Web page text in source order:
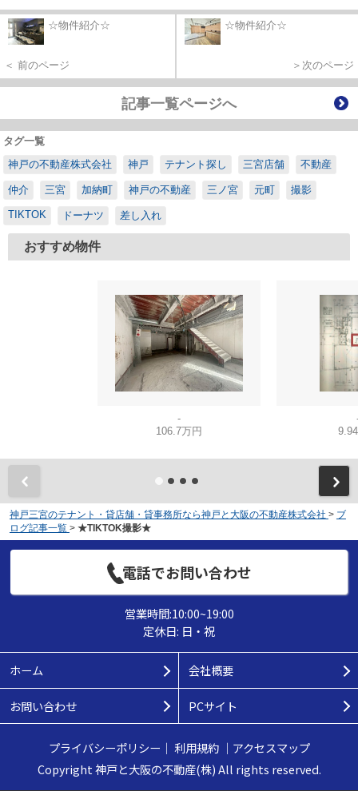
☆物件紹介☆
＜ 前のページ
☆物件紹介☆
＞次のページ
記事一覧ページへ
タグ一覧
神戸の不動産株式会社
神戸 テナント探し 三宮店舗 不動産
仲介 三宮 加納町 神戸の不動産 三ノ宮 元町 撮影
TIKTOK ドーナツ 差し入れ
おすすめ物件
-
106.7万円
神戸三宮のテナント・貸店舗・貸事務所なら神戸と大阪の不動産株式会社 > ブ
ログ記事一覧 > ★TIKTOK撮影★
電話でお問い合わせ
営業時間:10:00~19:00
定休日: 日・祝
ホーム 会社概要
お問い合わせ PCサイト
プライバシーポリシー ｜ 利用規約｜ アクセスマップ
Copyright 神戸と大阪の不動産(株) All rights reserved.